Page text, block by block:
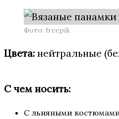
Фото: freepik
Цвета: нейтральные
С чем носить:
С льняными